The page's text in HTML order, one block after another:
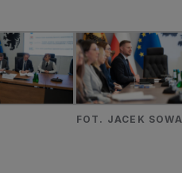
FOT. JACEK SOWA